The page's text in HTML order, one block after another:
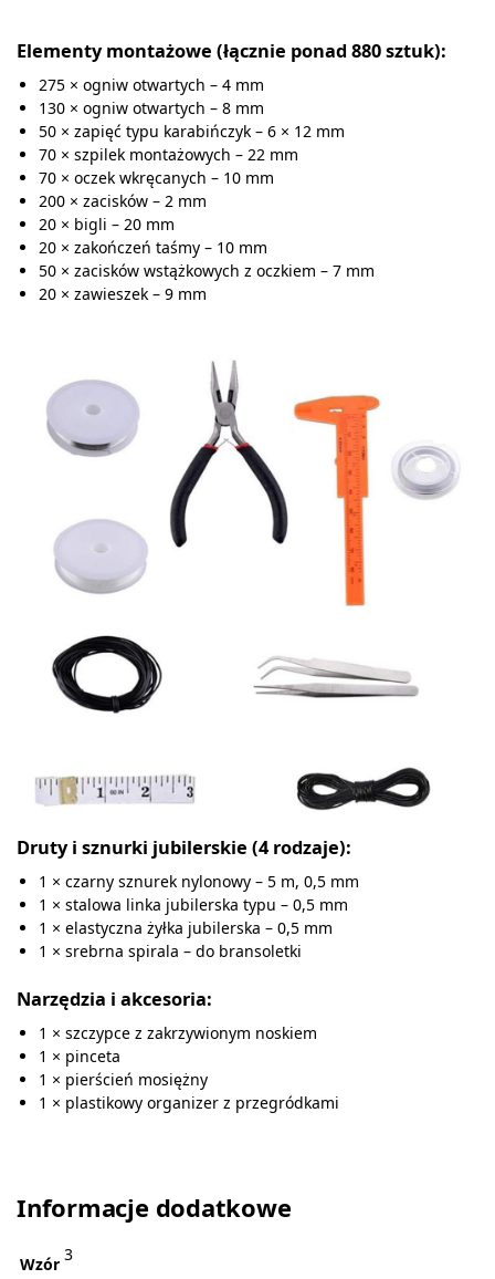
Elementy montażowe (łącznie ponad 880 sztuk):
275 × ogniw otwartych – 4 mm
130 × ogniw otwartych – 8 mm
50 × zapięć typu karabińczyk – 6 × 12 mm
70 × szpilek montażowych – 22 mm
70 × oczek wkręcanych – 10 mm
200 × zacisków – 2 mm
20 × bigli – 20 mm
20 × zakończeń taśmy – 10 mm
50 × zacisków wstążkowych z oczkiem – 7 mm
20 × zawieszek – 9 mm
Druty i sznurki jubilerskie (4 rodzaje):
1 × czarny sznurek nylonowy – 5 m, 0,5 mm
1 × stalowa linka jubilerska typu – 0,5 mm
1 × elastyczna żyłka jubilerska – 0,5 mm
1 × srebrna spirala – do bransoletki
Narzędzia i akcesoria:
1 × szczypce z zakrzywionym noskiem
1 × pinceta
1 × pierścień mosiężny
1 × plastikowy organizer z przegródkami
Informacje dodatkowe
Wzór 3